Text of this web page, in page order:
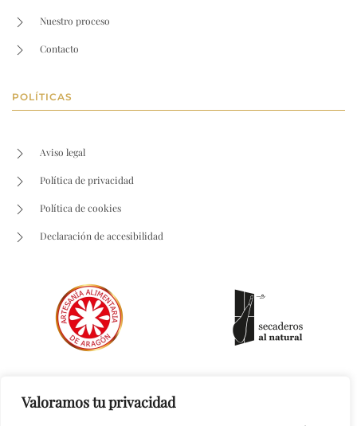
Valoramos tu privacidad
Nuestro proceso
Contacto
POLÍTICAS
Aviso legal
Política de privacidad
Política de cookies
Declaración de accesibilidad